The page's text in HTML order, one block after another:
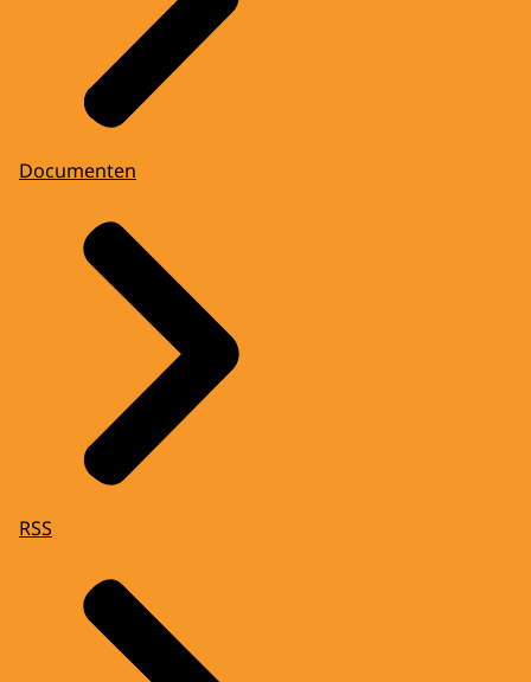
Documenten
RSS